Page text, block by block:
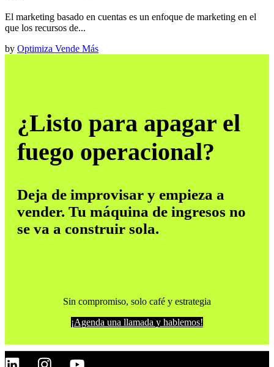
El marketing basado en cuentas es un enfoque de marketing en el
que los recursos de...
by Optimiza Vende Más
¿Listo para apagar el
fuego operacional?
Deja de improvisar y empieza a
vender. Tu máquina de ingresos no
se va a construir sola.
Sin compromiso, solo café y estrategia
¡Agenda una llamada y hablemos!